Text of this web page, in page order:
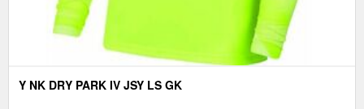
Y NK DRY PARK IV JSY LS GK